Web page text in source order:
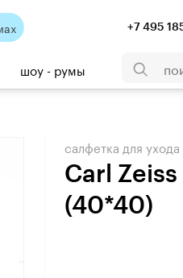
+7 495
шоу - румы
салфетка для
Carl
(40*40)